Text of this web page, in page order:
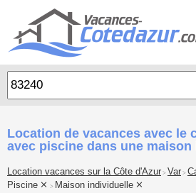
Location de vacances avec le
avec piscine dans une
Location vacances sur la Côte d'Azur > Var >
Piscine > Maison individuelle